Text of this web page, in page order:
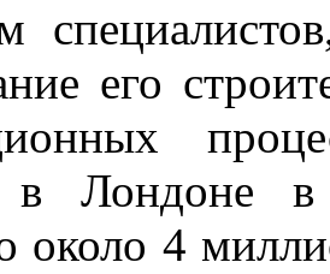
его
в Лондоне
около 4